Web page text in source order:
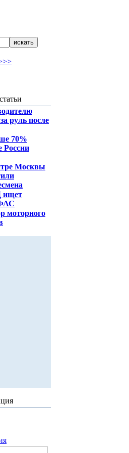
руль после
70%
России
Москвы
ищет
моторного